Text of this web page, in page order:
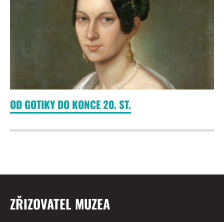
OD GOTIKY DO KONCE 20. ST.
ZŘIZOVATEL MUZEA